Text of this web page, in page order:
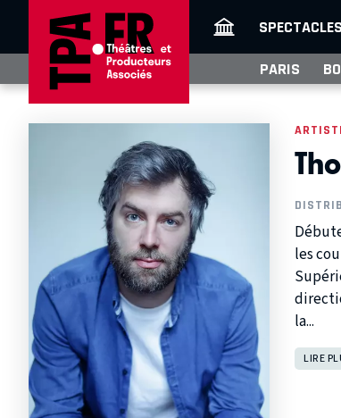
SPECTACLES
PARIS
les
la...
LIRE